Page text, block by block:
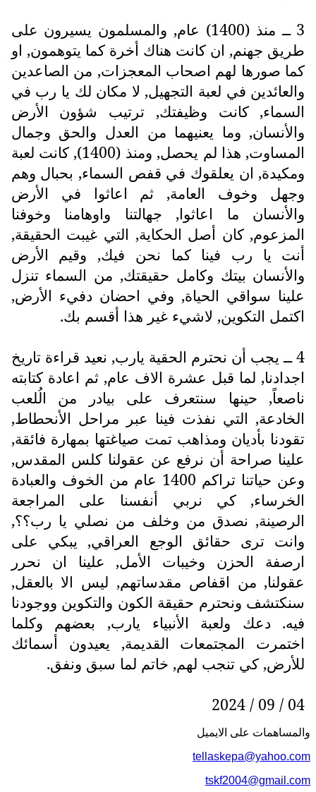
3 ــ منذ (1400) عام, والمسلمون يسيرون على
طريق جهنم, ان كانت هناك أخرة كما يتوهمون, او
كما صورها لهم اصحاب المعجزات, من الصاعدين
والعائدين في لعبة التجهيل, لا مكان لك يا رب في
السماء, كانت وظيفتك, ترتيب شؤون الأرض
والأنسان, وما يعنيهما من العدل والحق وجمال
المساوت, هذا لم يحصل, ومنذ (1400), كانت لعبة
ومكيدة, ان يعلقوك في قفص السماء, بحبال وهم
وجهل وخوف العامة, ثم اعاثوا في الأرض
والأنسان ما اعاثوا, جهالتنا واوهامنا وخوفنا
المزعوم, كان أصل الحكاية, التي غيبت الحقيقة,
أنت يا رب فينا كما نحن فيك, وقيم الأرض
والأنسان بيتك وكامل حقيقتك, من السماء تنزل
علينا سواقي الحياة, وفي احضان دفيء الأرض,
اكتمل التكوين, لاشيء غير هذا أقسم بك.
4 ــ يجب أن نحترم الحقية يارب, نعيد قراءة تاريخ
اجدادنا, لما قبل عشرة الاف عام, ثم اعادة كتابته
ناصعاً, حينها سنتعرف على بيادر من الُلعب
الخادعة, التي نفذت فينا عبر مراحل الأنحطاط,
تقودنا بأديان ومذاهب تمت صياغتها بمهارة فائقة,
علينا صراحة أن نرفع عن عقولنا كلس المقدس,
وعن حياتنا تراكم 1400 عام من الخوف والعبادة
الخرساء, كي نربي أنفسنا على المراجعة
الرصينة, نصدق من وخلف من نصلي يا رب؟؟,
وانت ترى حقائق الوجع العراقي, يبكي على
ارصفة الحزن وخيبات الأمل, علينا ان نحرر
عقولنا, من اقفاص مقدساتهم, ليس الا بالعقل,
سنكتشف ونحترم حقيقة الكون والتكوين ووجودنا
فيه. دعك ولعبة الأنبياء يارب, بعضهم وكلما
اختمرت المجتمعات القديمة, يعيدون أسمائك
للأرض, كي تنجب لهم, خاتم لما سبق ونفق.
04 / 09 / 2024
والمساهمات علی الایمیل
tellaskepa@yahoo.com
tskf2004@gmail.com